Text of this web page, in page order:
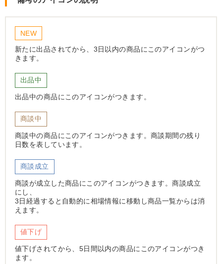
NEW
新たに出品されてから、3日以内の商品にこのアイコンがつ
きます。
出品中
出品中の商品にこのアイコンがつきます。
商談中
商談中の商品にこのアイコンがつきます。商談期間の残り
日数を表しています。
商談成立
商談が成立した商品にこのアイコンがつきます。商談成立
にし、
3日経過すると自動的に相場情報に移動し商品一覧からは消
えます。
値下げ
値下げされてから、5日間以内の商品にこのアイコンがつき
ます。